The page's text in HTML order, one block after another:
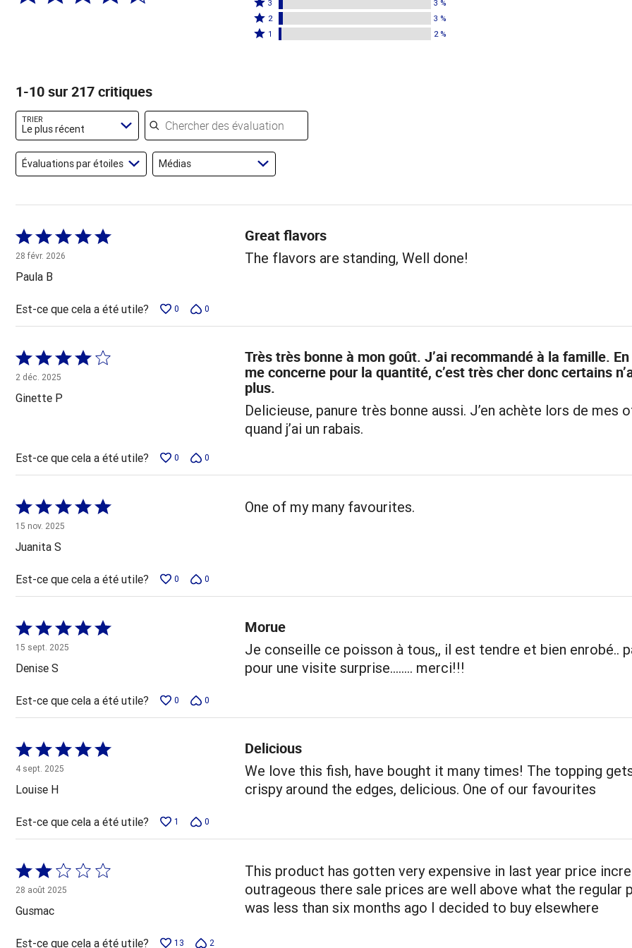
étoiles
par
80 %
étoiles
par
3
étoiles
3 3 %
Coté
2
évaluateurs
2 3 %
Coté1 2 %
1-10 sur 217 critiques
TRIER
Le plus récent
Chercher des évaluations
Évaluations par étoiles Médias
Coté
5 sur
5
28 févr. 2026
Paula B
Great flavors
The flavors are standing, Well done!
Est-ce que cela a été utile? 0 0
Coté
4 sur
5
2 déc. 2025
Ginette P
Très très bonne à mon goût. J’ai recommandé à la famille.
me concerne pour la quantité, c’est très cher donc certains
plus.
Delicieuse, panure très bonne aussi. J’en achète lors de mes
quand j’ai un rabais.
Est-ce que cela a été utile? 0 0
Coté
5 sur
5
15 nov. 2025
Juanita S
One of my many favourites.
Est-ce que cela a été utile? 0 0
Coté
5 sur
5
15 sept. 2025
Denise S
Morue
Je conseille ce poisson à tous,, il est tendre et bien enrobé..
pour une visite surprise........ merci!!!
Est-ce que cela a été utile? 0 0
Coté
5 sur
5
4 sept. 2025
Louise H
Delicious
We love this fish, have bought it many times! The topping
crispy around the edges, delicious. One of our favourites
Est-ce que cela a été utile? 1 0
Coté
2 sur
5
28 août 2025
Gusmac
This product has gotten very expensive in last year price
outrageous there sale prices are well above what the regular
was less than six months ago I decided to buy elsewhere
Est-ce que cela a été utile? 13 2